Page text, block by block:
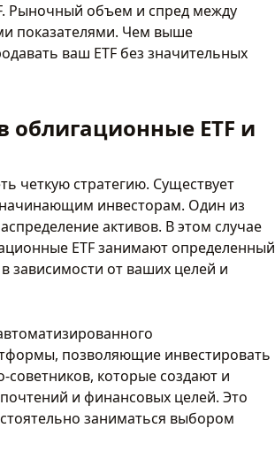
Рыночный объем и спред между
показателями. Чем выше
ваш ETF без значительных
облигационные ETF и
четкую стратегию. Существует
инвесторам. Один из
активов. В этом случае
ETF занимают определенный
зависимости от ваших целей и
позволяющие инвестировать
которые создают и
и финансовых целей. Это
заниматься выбором